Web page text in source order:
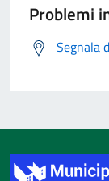
Problemi
Segnala